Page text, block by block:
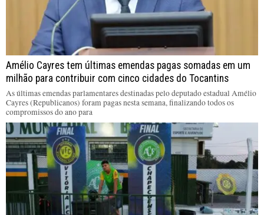
Amélio Cayres tem últimas emendas pagas somadas em um
milhão para contribuir com cinco cidades do Tocantins
As últimas emendas parlamentares destinadas pelo deputado estadual Amélio
Cayres (Republicanos) foram pagas nesta semana, finalizando todos os
compromissos do ano para